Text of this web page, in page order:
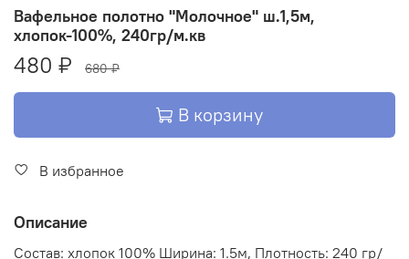
Вафельное полотно "Молочное" ш.1,5м,
хлопок-100%, 240гр/м.кв
480 ₽ 680 ₽
В корзину
В избранное
Описание
Состав: хлопок 100% Ширина: 1.5м, Плотность: 240 гр/